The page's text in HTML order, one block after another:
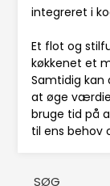
integreret i
Et flot og
køkkenet et
Samtidig
at øge
bruge tid på
til ens behov
SØG